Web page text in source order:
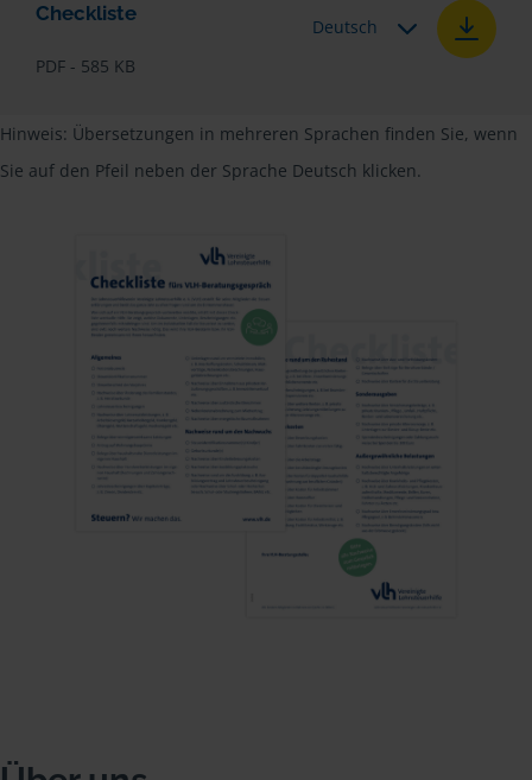
Checkliste
PDF - 585 KB
Deutsch
Hinweis: Übersetzungen in mehreren Sprachen finden Sie, wenn
Sie auf den Pfeil neben der Sprache Deutsch klicken.